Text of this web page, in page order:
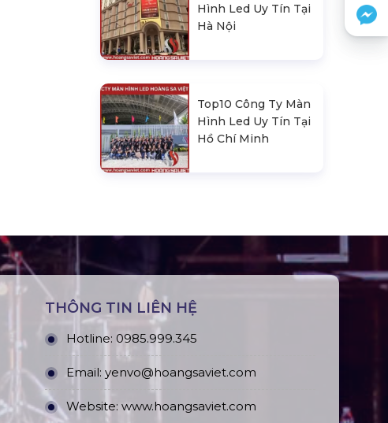
Hình Led Uy Tín Tại
Hà Nội
Top10 Công Ty Màn
Hình Led Uy Tín Tại
Hồ Chí Minh
THÔNG TIN LIÊN HỆ
Hotline: 0985.999.345
Email: yenvo@hoangsaviet.com
Website: www.hoangsaviet.com